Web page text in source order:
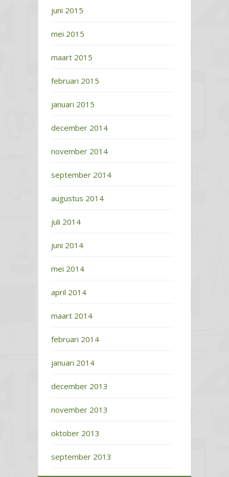
juni 2015
mei 2015
maart 2015
februari 2015
januari 2015
december 2014
november 2014
september 2014
augustus 2014
juli 2014
juni 2014
mei 2014
april 2014
maart 2014
februari 2014
januari 2014
december 2013
november 2013
oktober 2013
september 2013